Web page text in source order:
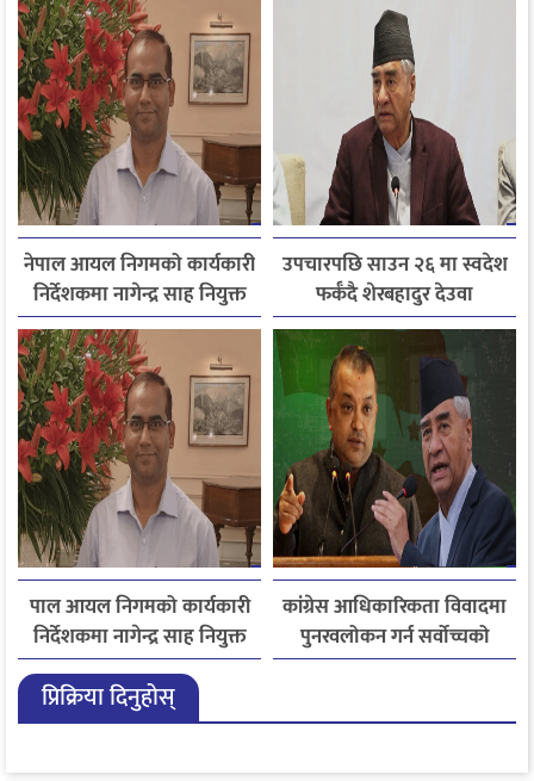
नेपाल आयल निगमको कार्यकारी
निर्देशकमा नागेन्द्र साह नियुक्त
उपचारपछि साउन २६ मा स्वदेश
फर्कँदै शेरबहादुर देउवा
पाल आयल निगमको कार्यकारी
निर्देशकमा नागेन्द्र साह नियुक्त
कांग्रेस आधिकारिकता विवादमा
पुनरवलोकन गर्न सर्वोच्चको
अनुमति
प्रिक्रिया दिनुहोस्